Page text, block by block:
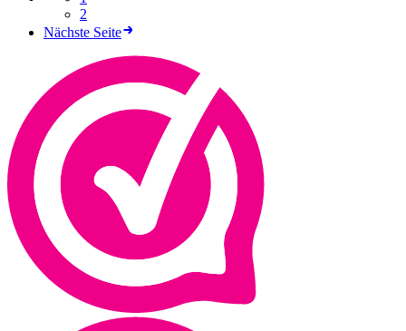
2
Nächste Seite